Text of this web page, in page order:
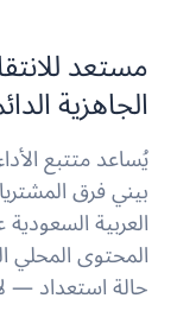
مستعد
الجاهزية
يُساعد متتبع
بيني فرق
العربية
المحتوى المحلي
حالة استعداد —